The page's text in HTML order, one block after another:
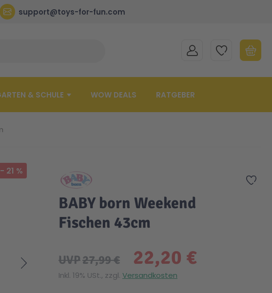
support@toys-for-fun.com
MEIN KONTOMEINE WUNSCHLISTE
& SCHULE WOW DEALS RATGEBER
- 21 %
Zur
BABY born Weekend
Fischen 43cm
22,20 €
UVP27,99 €
Inkl. 19% USt., zzgl. Versandkosten